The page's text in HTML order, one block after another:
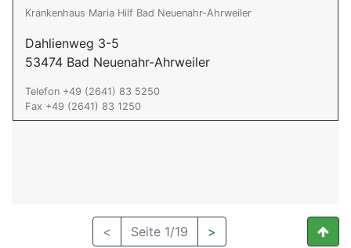
Krankenhaus Maria Hilf Bad Neuenahr-Ahrweiler
Dahlienweg 3-5
53474 Bad Neuenahr-Ahrweiler
Telefon +49 (2641) 83 5250
Fax +49 (2641) 83 1250
< Seite 1/19 >